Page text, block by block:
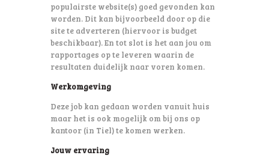
populairste website(s) goed gevonden kan
worden. Dit kan bijvoorbeeld door op die
site te adverteren (hiervoor is budget
beschikbaar). En tot slot is het aan jou om
rapportages op te leveren waarin de
resultaten duidelijk naar voren komen.
Werkomgeving
Deze job kan gedaan worden vanuit huis
maar het is ook mogelijk om bij ons op
kantoor (in Tiel) te komen werken.
Jouw ervaring